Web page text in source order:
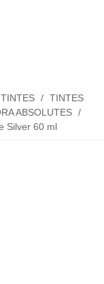
TINTES / TINTES
ABSOLUTES /
Silver 60 ml